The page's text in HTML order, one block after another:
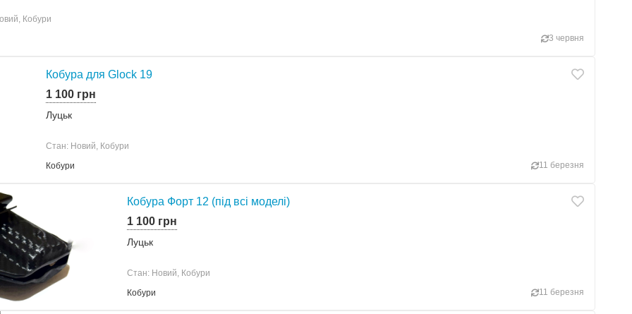
Кобури
3 червня
Кобура для Glock 19
1 100 грн
Луцьк
Стан: Новий, Кобури
Кобури
11 березня
Кобура Форт 12 (під всі моделі)
1 100 грн
Луцьк
Стан: Новий, Кобури
Кобури
11 березня